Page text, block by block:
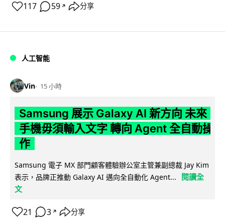
117 59 ↗ 分享
人工智能
Vin 15 小時
Samsung 展示 Galaxy AI 新方向 未來
手機毋須輸入文字 轉向 Agent 全自動操
作
Samsung 電子 MX 部門顧客體驗辦公室主管兼副總裁 Jay Kim
表示，品牌正推動 Galaxy AI 邁向全自動化 Agent...
閱讀全
文
21 3 ↗ 分享